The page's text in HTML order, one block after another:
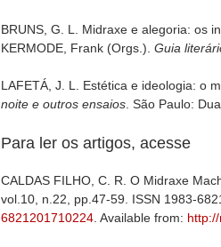
BRUNS, G. L. Midraxe e alegoria: os
KERMODE, Frank (Orgs.). Guia
LAFETÁ, J. L. Estética e ideologia: o
noite e outros ensaios . São Paulo:
Para ler os artigos, acesse
CALDAS FILHO, C. R. O Midraxe
vol.10, n.22, pp.47-59. ISSN 1983-
6821201710224 . Available from: